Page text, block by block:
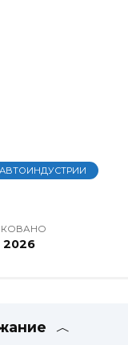
2026